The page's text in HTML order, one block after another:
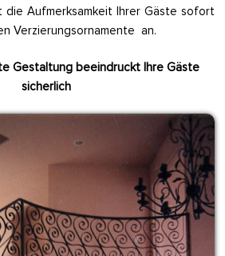
die Aufmerksamkeit Ihrer Gäste sofort
Verzierungsornamente an.
Gestaltung beeindruckt Ihre Gäste
sicherlich